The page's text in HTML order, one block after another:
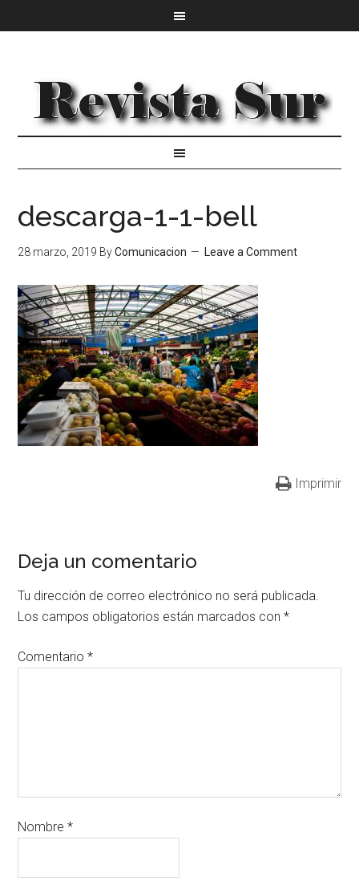
descarga-1-1-bell
28 marzo, 2019 ByComunicacion Leave a Comment
Imprimir
Deja un comentario
Tu dirección de correo electrónico no será publicada.
Los campos obligatorios están marcados con*
Comentario*
Nombre*